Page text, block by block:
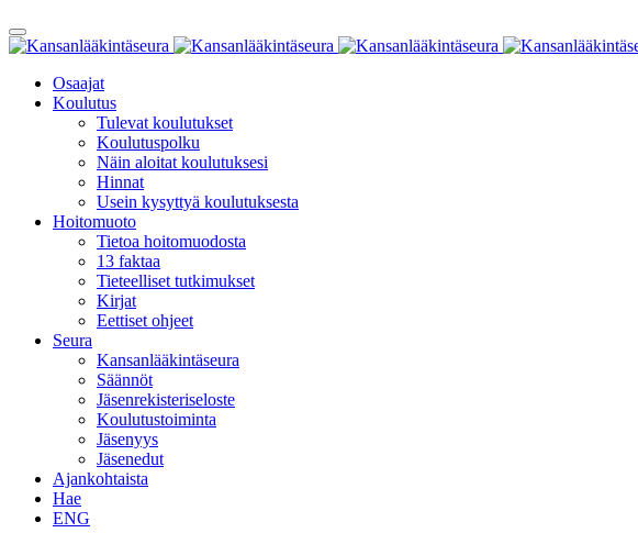
Osaajat
Koulutus
Tulevat koulutukset
Koulutuspolku
Näin aloitat koulutuksesi
Hinnat
Usein kysyttyä koulutuksesta
Hoitomuoto
Tietoa hoitomuodosta
13 faktaa
Tieteelliset tutkimukset
Kirjat
Eettiset ohjeet
Seura
Kansanlääkintäseura
Säännöt
Jäsenrekisteriseloste
Koulutustoiminta
Jäsenyys
Jäsenedut
Ajankohtaista
Hae
ENG